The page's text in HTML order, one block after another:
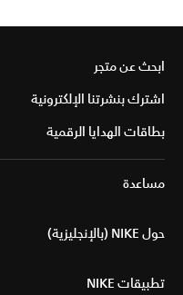
ابحث عن متجر
اشترك بنشرتنا الإلكترونية
بطاقات الهدايا الرقمية
مساعدة
حول NIKE (بالإنجليزية)
تطبيقات NIKE